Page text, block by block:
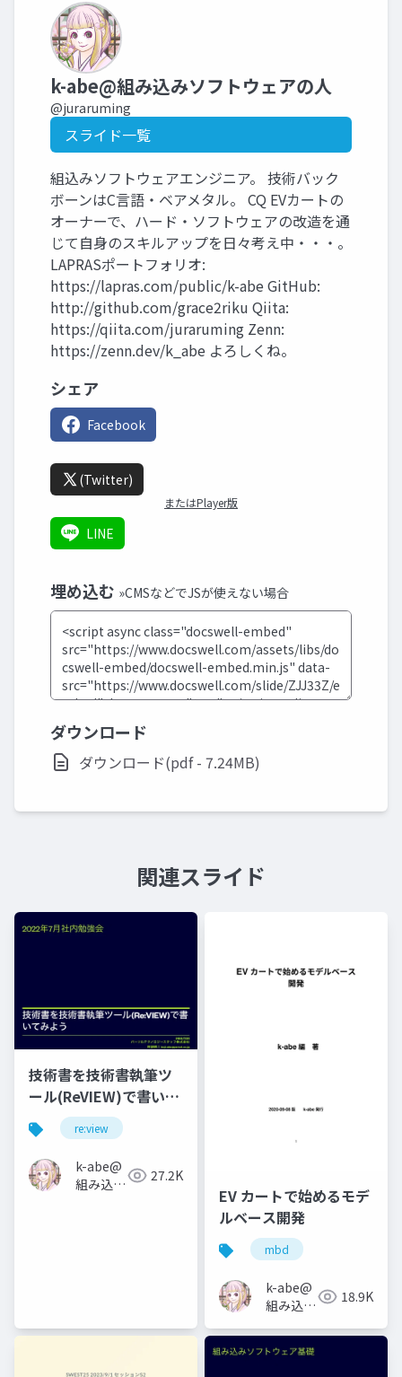
k-abe@組み込みソフトウェアの人
@juraruming
スライド一覧
組込みソフトウェアエンジニア。 技術バック
ボーンはC言語・ベアメタル。 CQ EVカートの
オーナーで、ハード・ソフトウェアの改造を通
じて自身のスキルアップを日々考え中・・・。
LAPRASポートフォリオ:
https://lapras.com/public/k-abe GitHub:
http://github.com/grace2riku Qiita:
https://qiita.com/juraruming Zenn:
https://zenn.dev/k_abe よろしくね。
シェア
Facebook
(Twitter)
またはPlayer版
LINE
埋め込む »CMSなどでJSが使えない場合
ダウンロード
ダウンロード(pdf - 7.24MB)
関連スライド
技術書を技術書執筆ツ
ール(ReVIEW)で書いて
みようre:view
k-abe@
組み込み
27.2K
EV カートで始めるモデ
ルベース開発
mbd
k-abe@
組み込み
ェアの人
18.9K